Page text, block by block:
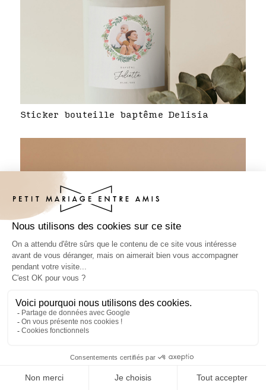
Sticker bouteille baptême Delisia
Sous-bock baptême Delisia